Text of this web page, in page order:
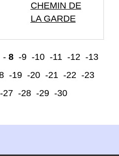
CHEMIN DE
LA GARDE
- 8 -9 -10 -11 -12 -13
-19 -20 -21 -22 -23
-27 -28 -29 -30